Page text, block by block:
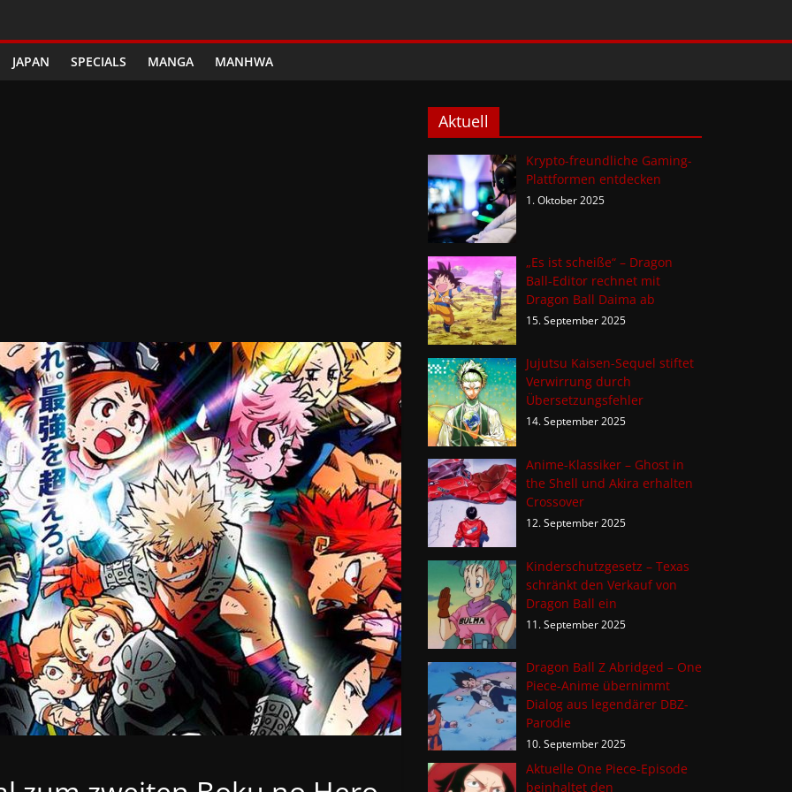
JAPAN SPECIALS MANGA MANHWA
Aktuell
Krypto-freundliche Gaming-
Plattformen entdecken
1. Oktober 2025
„Es ist scheiße“ – Dragon
Ball-Editor rechnet mit
Dragon Ball Daima ab
15. September 2025
Jujutsu Kaisen-Sequel stiftet
Verwirrung durch
Übersetzungsfehler
14. September 2025
Anime-Klassiker – Ghost in
the Shell und Akira erhalten
Crossover
12. September 2025
Kinderschutzgesetz – Texas
schränkt den Verkauf von
Dragon Ball ein
11. September 2025
Dragon Ball Z Abridged – One
Piece-Anime übernimmt
Dialog aus legendärer DBZ-
Parodie
10. September 2025
Aktuelle One Piece-Episode
beinhaltet den